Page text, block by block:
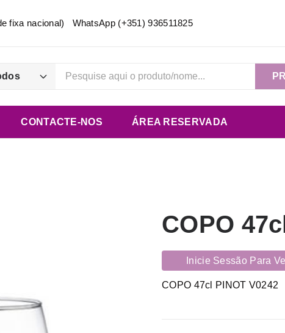
fixa nacional) WhatsApp (+351) 936511825
CONTACTE-NOS ÁREA RESERVADA
COPO
Inicie Sessão Para
COPO 47cl PINOT V0242